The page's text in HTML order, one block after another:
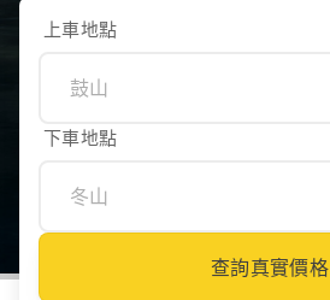
上車地點
下車地點
查詢真實價格